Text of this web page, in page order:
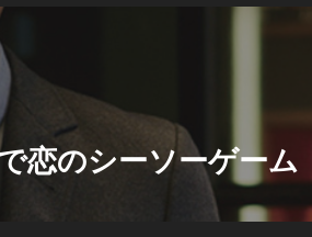
恋のシーソーゲーム